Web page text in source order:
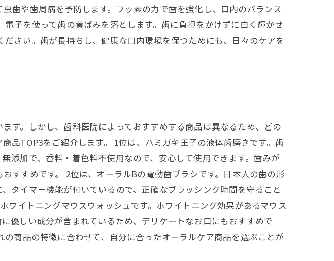
歯や歯周病を予防します。フッ素の力で歯を強化し、口内のバランス
子を使って歯の黄ばみを落とします。歯に負担をかけずに白く輝かせ
さい。歯が長持ちし、健康な口内環境を保つためにも、日々のケアを
す。しかし、歯科医院によっておすすめする商品は異なるため、どの
品TOP3をご紹介します。 1位は、ハミガキ王子の液体歯磨きです。歯
添加で、香料・着色料不使用なので、安心して使用できます。歯みが
すすめです。 2位は、オーラルBの電動歯ブラシです。日本人の歯の形
タイマー機能が付いているので、正確なブラッシング時間を守ること
ワイトニングマウスウォッシュです。ホワイトニング効果があるマウス
優しい成分が含まれているため、デリケートなお口にもおすすめで
商品の特徴に合わせて、自分に合ったオーラルケア商品を選ぶことが